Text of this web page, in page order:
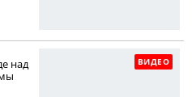
ВИДЕО
над